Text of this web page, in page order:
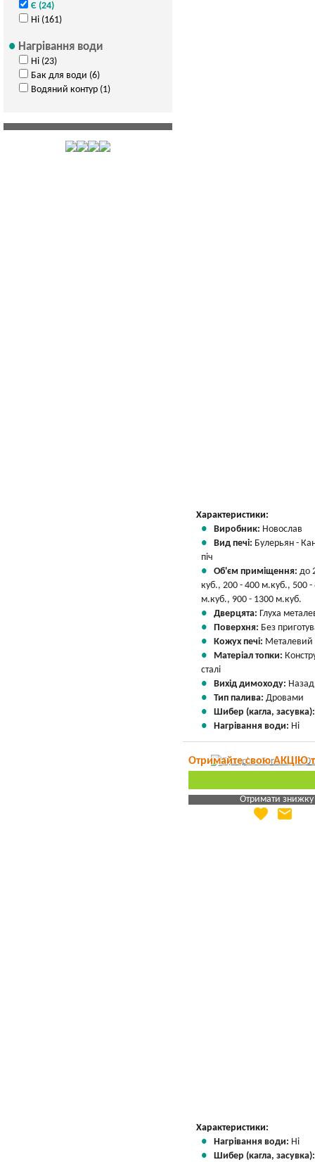
Є (24)
Ні (161)
Нагрівання води
Ні (23)
Бак для води (6)
Водяний контур (1)
Характеристики:
Виробник: Новослав
Вид печі: Булерьян -
піч
Об'єм приміщення: до
куб., 200 - 400 м.куб., 500 -
м.куб., 900 - 1300 м.куб.
Дверцята: Глуха
Поверхня: Без
Кожух печі: Металевий
Матеріал топки:
сталі
Вихід димоходу: Назад
Тип палива: Дровами
Шибер (кагла,
Нагрівання води: Ні
Отримайте свою АКЦІЮ
Отримати знижку
Яка Ваша ціна
favorite email
Характеристики:
Нагрівання води: Ні
Шибер (кагла,